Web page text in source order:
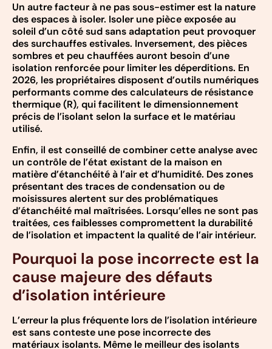
Un autre facteur à ne pas sous-estimer est la nature
des espaces à isoler. Isoler une pièce exposée au
soleil d’un côté sud sans adaptation peut provoquer
des surchauffes estivales. Inversement, des pièces
sombres et peu chauffées auront besoin d’une
isolation renforcée pour limiter les déperditions. En
2026, les propriétaires disposent d’outils numériques
performants comme des calculateurs de résistance
thermique (R), qui facilitent le dimensionnement
précis de l’isolant selon la surface et le matériau
utilisé.
Enfin, il est conseillé de combiner cette analyse avec
un contrôle de l’état existant de la maison en
matière d’étanchéité à l’air et d’humidité. Des zones
présentant des traces de condensation ou de
moisissures alertent sur des problématiques
d’étanchéité mal maîtrisées. Lorsqu’elles ne sont pas
traitées, ces faiblesses compromettent la durabilité
de l’isolation et impactent la qualité de l’air intérieur.
Pourquoi la pose incorrecte est la
cause majeure des défauts
d’isolation intérieure
L’erreur la plus fréquente lors de l’isolation intérieure
est sans conteste une pose incorrecte des
matériaux isolants. Même le meilleur des isolants